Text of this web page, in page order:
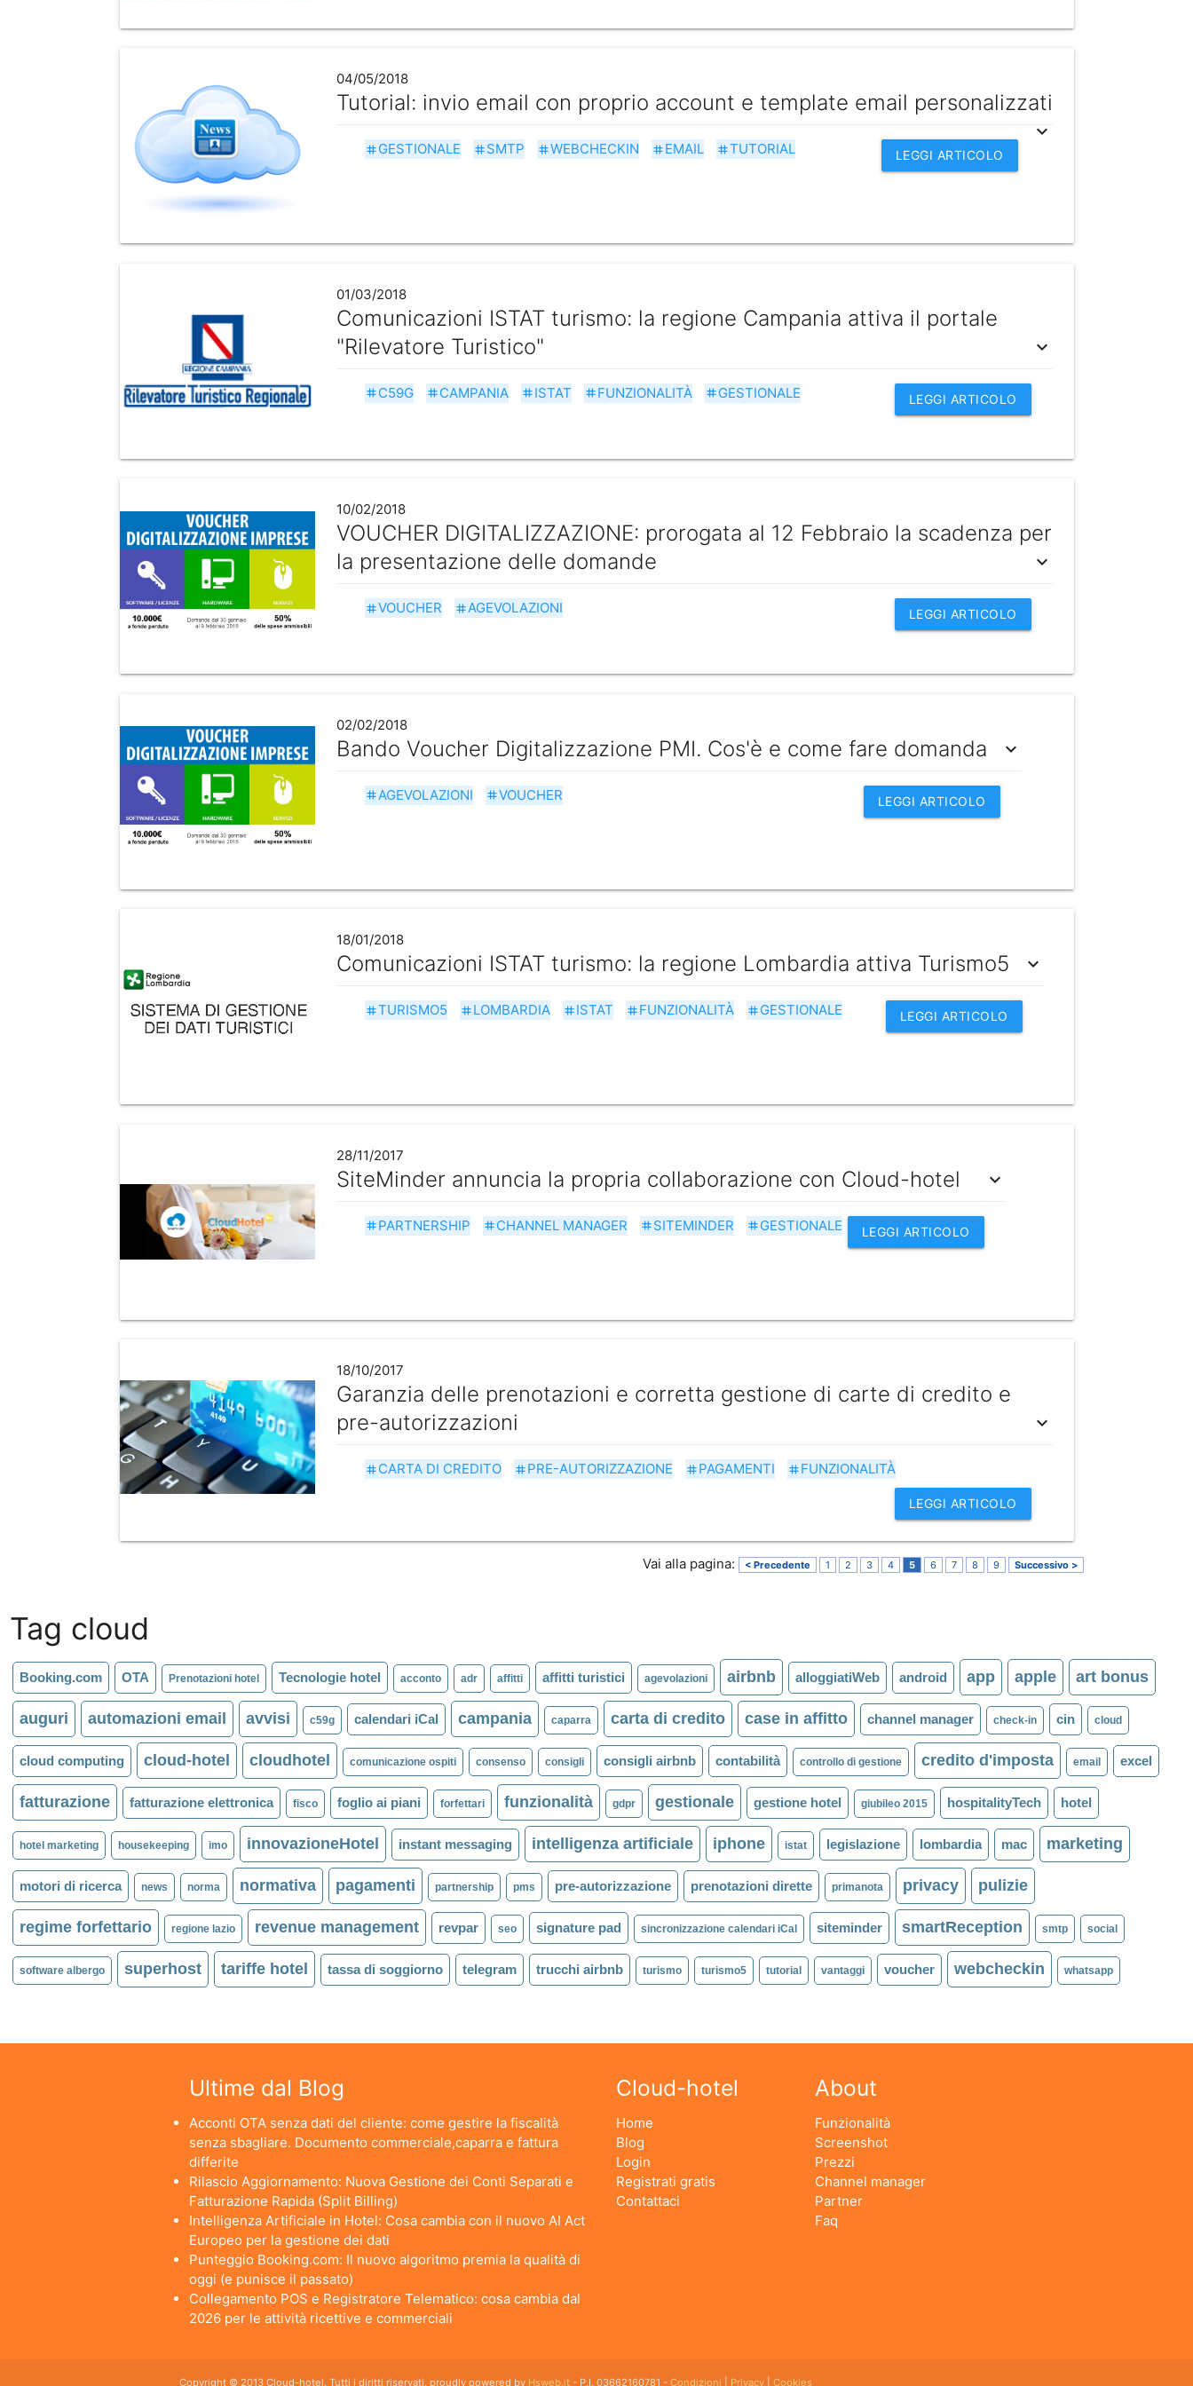
04/05/2018
Tutorial: invio email con proprio account e template email personalizzati
expand_more
tagTUTORIAL
tag EMAIL
tagWEBCHECKIN
tag SMTP
tag GESTIONALE LEGGI ARTICOLO
01/03/2018
Comunicazioni ISTAT turismo: la regione Campania attiva il portale
"Rilevatore Turistico"
expand_more
tag GESTIONALE
tag FUNZIONALITÀ
tag ISTAT
tag CAMPANIA
tag C59G LEGGI ARTICOLO
10/02/2018
VOUCHER DIGITALIZZAZIONE: prorogata al 12 Febbraio la scadenza per
la presentazione delle domande
expand_more
tagAGEVOLAZIONI
tagVOUCHER LEGGI ARTICOLO
02/02/2018
Bando Voucher Digitalizzazione PMI. Cos'è e come fare domanda expand_more
tagVOUCHER
tag AGEVOLAZIONI LEGGI ARTICOLO
18/01/2018
Comunicazioni ISTAT turismo: la regione Lombardia attiva Turismo5 expand_more
tag GESTIONALE
tag FUNZIONALITÀ
tag ISTAT
tag LOMBARDIA
tagTURISMO5 LEGGI ARTICOLO
28/11/2017
SiteMinder annuncia la propria collaborazione con Cloud-hotel expand_more
tag GESTIONALE
tag SITEMINDER
tag CHANNEL MANAGER
tag PARTNERSHIP LEGGI ARTICOLO
18/10/2017
Garanzia delle prenotazioni e corretta gestione di carte di credito e
pre-autorizzazioni
expand_more
tag FUNZIONALITÀ
tag PAGAMENTI
tag PRE-AUTORIZZAZIONE
tag CARTA DI CREDITO
LEGGI ARTICOLO
Vai alla pagina: < Precedente 1 2 3 4 5 6 7 8 9 Successivo >
Tag cloud
Booking.com OTA Prenotazioni hotel Tecnologie hotel acconto adr affitti affitti turistici agevolazioni airbnb alloggiatiWeb android app apple art bonus
auguri automazioni email avvisi c59g calendari iCal campania caparra carta di credito case in affitto channel manager check-in cin cloud
cloud computing cloud-hotel cloudhotel comunicazione ospiti consenso consigli consigli airbnb contabilità controllo di gestione credito d'imposta email excel
fatturazione fatturazione elettronica fisco foglio ai piani forfettari funzionalità gdpr gestionale gestione hotel giubileo 2015 hospitalityTech hotel
hotel marketing housekeeping imo innovazioneHotel instant messaging intelligenza artificiale iphone istat legislazione lombardia mac marketing
motori di ricerca news norma normativa pagamenti partnership pms pre-autorizzazione prenotazioni dirette primanota privacy pulizie
regime forfettario regione lazio revenue management revpar seo signature pad sincronizzazione calendari iCal siteminder smartReception smtp social
software albergo superhost tariffe hotel tassa di soggiorno telegram trucchi airbnb turismo turismo5 tutorial vantaggi voucher webcheckin whatsapp
Ultime dal Blog
Acconti OTA senza dati del cliente: come gestire la fiscalità
senza sbagliare. Documento commerciale,caparra e fattura
differite
Rilascio Aggiornamento: Nuova Gestione dei Conti Separati e
Fatturazione Rapida (Split Billing)
Intelligenza Artificiale in Hotel: Cosa cambia con il nuovo AI Act
Europeo per la gestione dei dati
Punteggio Booking.com: Il nuovo algoritmo premia la qualità di
oggi (e punisce il passato)
Collegamento POS e Registratore Telematico: cosa cambia dal
2026 per le attività ricettive e commerciali
Cloud-hotel
Home
Blog
Login
Registrati gratis
Contattaci
About
Funzionalità
Screenshot
Prezzi
Channel manager
Partner
Faq
Copyright © 2013 Cloud-hotel. Tutti i diritti riservati. proudly powered by Hsweb.it- P.I. 03662160781 - Condizioni Privacy| Cookies